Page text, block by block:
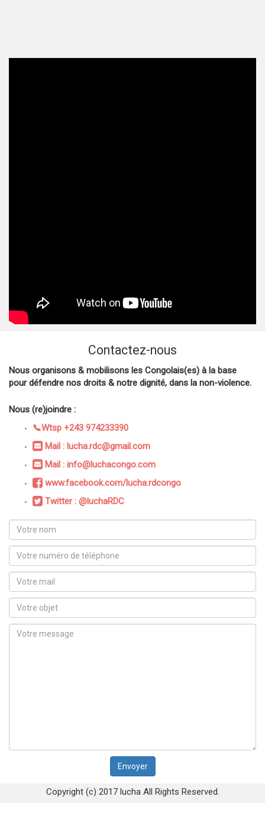
Contactez-nous
Nous organisons & mobilisons les Congolais(es) à la base
pour défendre nos droits & notre dignité, dans la non-violence.
Nous (re)joindre :
📞Wtsp +243 974233390
Mail : lucha.rdc@gmail.com
Mail : info@luchacongo.com
www.facebook.com/lucha.rdcongo
Twitter : @luchaRDC
Copyright (c) 2017 lucha All Rights Reserved.